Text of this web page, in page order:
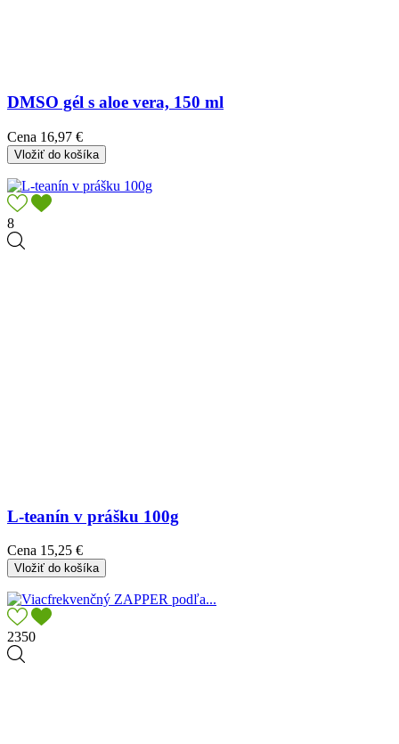
DMSO gél s aloe vera, 150 ml
Cena 16,97 €
Vložiť do košíka
8
L-teanín v prášku 100g
Cena 15,25 €
Vložiť do košíka
2350